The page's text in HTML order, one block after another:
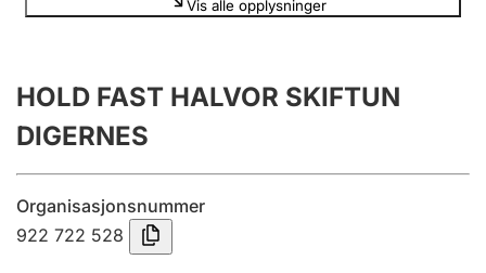
Årsregnskap
Innsending og forsinkelsesgebyr
Tinglysing
Vis alle opplysninger
HOLD FAST HALVOR SKIFTUN
DIGERNES
Organisasjonsnummer
922 722 528